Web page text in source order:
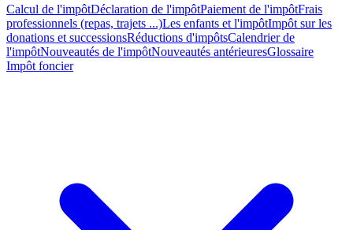
Calcul de l'impôtDéclaration de l'impôtPaiement de l'impôtFrais
professionnels (repas, trajets ...)Les enfants et l'impôtImpôt sur les
donations et successionsRéductions d'impôtsCalendrier de
l'impôtNouveautés de l'impôtNouveautés antérieuresGlossaire
Impôt foncier